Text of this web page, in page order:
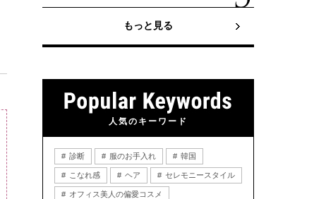
もっと見る
人気のキーワード
診断 服のお手入れ 韓国
こなれ感 ヘア セレモニースタイル
オフィス美人の偏愛コスメ